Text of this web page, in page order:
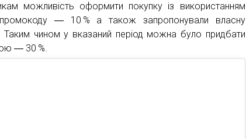
можливість оформити покупку із використанням
― 10 % а також запропонували власну
чином у вказаний період можна було придбати
― 30 %.